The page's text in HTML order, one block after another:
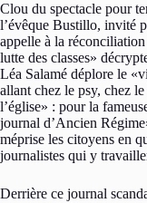
Clou du spectacle pour
l’évêque Bustillo, invité
appelle à la réconciliation
lutte des classes»
Léa Salamé déplore le
allant chez le psy, chez
l’église» : pour la
journal d’Ancien
méprise les citoyens en
journalistes qui y
Derrière ce journal